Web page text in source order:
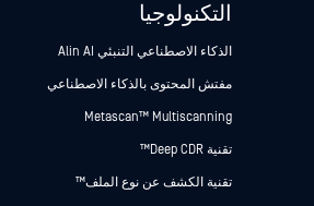
التكنولوجيا
الذكاء الاصطناعي التنبئي Alin AI
مفتش المحتوى بالذكاء الاصطناعي
Metascan™ Multiscanning
تقنية Deep CDR™
تقنية الكشف عن نوع الملف™